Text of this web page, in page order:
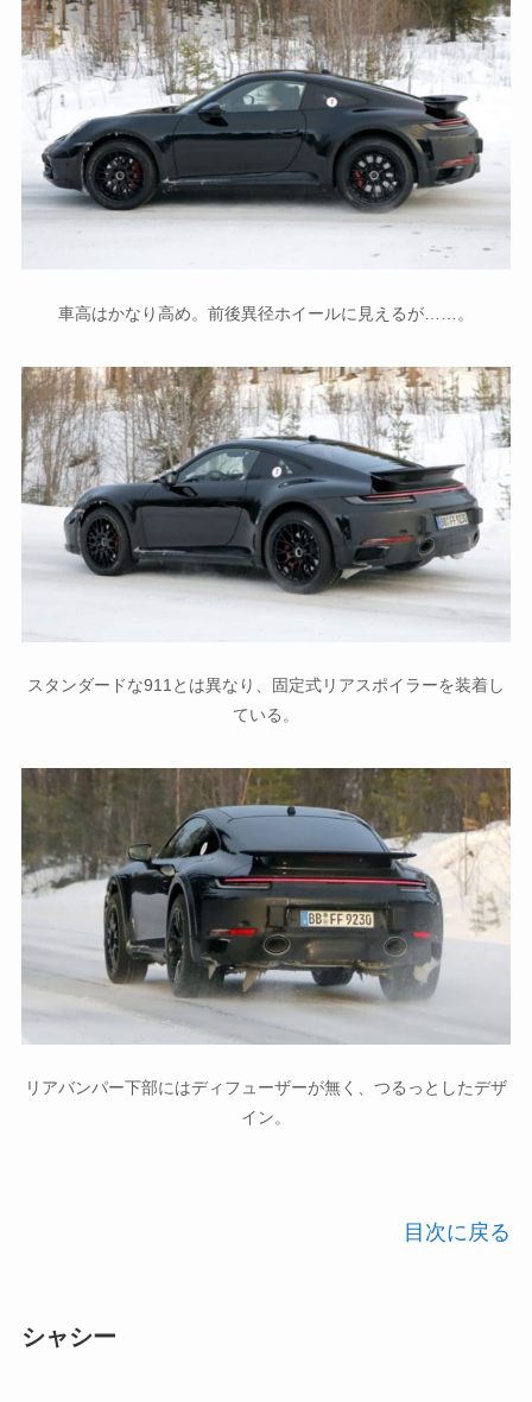
車高はかなり高め。前後異径ホイールに見えるが……。
スタンダードな911とは異なり、固定式リアスポイラーを装着し
ている。
リアバンパー下部にはディフューザーが無く、つるっとしたデザ
イン。
目次に戻る
シャシー